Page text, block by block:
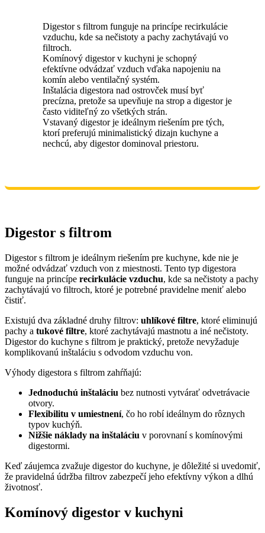
Digestor s filtrom funguje na princípe recirkulácie
vzduchu, kde sa nečistoty a pachy zachytávajú vo
filtroch.
Komínový digestor v kuchyni je schopný
efektívne odvádzať vzduch vďaka napojeniu na
komín alebo ventilačný systém.
Inštalácia digestora nad ostrovček musí byť
precízna, pretože sa upevňuje na strop a digestor je
často viditeľný zo všetkých strán.
Vstavaný digestor je ideálnym riešením pre tých,
ktorí preferujú minimalistický dizajn kuchyne a
nechcú, aby digestor dominoval priestoru.
Digestor s filtrom
Digestor s filtrom je ideálnym riešením pre kuchyne, kde nie je
možné odvádzať vzduch von z miestnosti. Tento typ digestora
funguje na princípe recirkulácie vzduchu, kde sa nečistoty a pachy
zachytávajú vo filtroch, ktoré je potrebné pravidelne meniť alebo
čistiť.
Existujú dva základné druhy filtrov: uhlíkové filtre, ktoré eliminujú
pachy a tukové filtre, ktoré zachytávajú mastnotu a iné nečistoty.
Digestor do kuchyne s filtrom je praktický, pretože nevyžaduje
komplikovanú inštaláciu s odvodom vzduchu von.
Výhody digestora s filtrom zahŕňajú:
Jednoduchú inštaláciu bez nutnosti vytvárať odvetrávacie
otvory.
Flexibilitu v umiestnení, čo ho robí ideálnym do rôznych
typov kuchýň.
Nižšie náklady na inštaláciu v porovnaní s komínovými
digestormi.
Keď záujemca zvažuje digestor do kuchyne, je dôležité si uvedomiť,
že pravidelná údržba filtrov zabezpečí jeho efektívny výkon a dlhú
životnosť.
Komínový digestor v kuchyni